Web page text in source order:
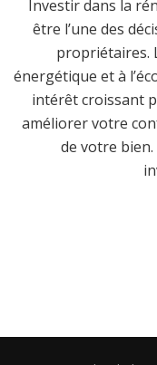
Investir dans la
être l’une des
propriétaires.
énergétique et à
intérêt croissant
améliorer votre
de votre